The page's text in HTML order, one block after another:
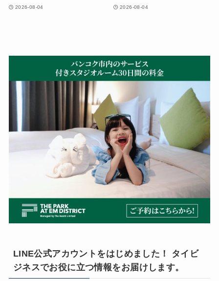
2026-08-04 2026-08-04
LINE公式アカウントをはじめました！ タイビ
ジネスでお役に立つ情報をお届けします。